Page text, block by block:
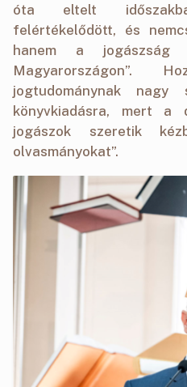
óta eltelt
felértékelődött, és
hanem a jogászság
Magyarországon”.
jogtudománynak
könyvkiadásra, mert a
jogászok szeretik
olvasmányokat”.